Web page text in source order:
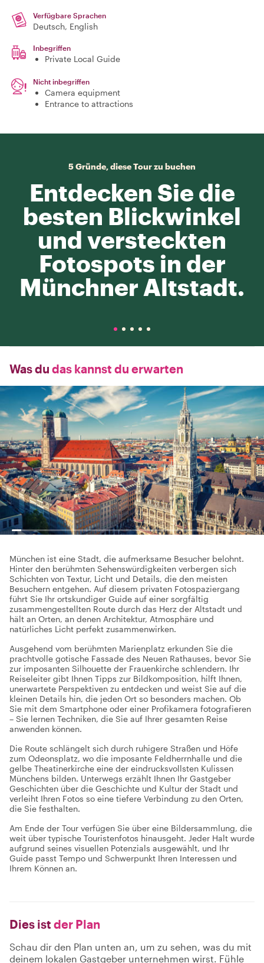
Verfügbare Sprachen
Deutsch, English
Inbegriffen
Private Local Guide
Nicht inbegriffen
Camera equipment
Entrance to attractions
5 Gründe, diese Tour zu buchen
Entdecken Sie die
besten Blickwinkel
und versteckten
Fotospots in der
Münchner Altstadt.
Was du das kannst du erwarten
München ist eine Stadt, die aufmerksame Besucher belohnt.
Hinter den berühmten Sehenswürdigkeiten verbergen sich
Schichten von Textur, Licht und Details, die den meisten
Besuchern entgehen. Auf diesem privaten Fotospaziergang
führt Sie Ihr ortskundiger Guide auf einer sorgfältig
zusammengestellten Route durch das Herz der Altstadt und
hält an Orten, an denen Architektur, Atmosphäre und
natürliches Licht perfekt zusammenwirken.
Ausgehend vom berühmten Marienplatz erkunden Sie die
prachtvolle gotische Fassade des Neuen Rathauses, bevor Sie
zur imposanten Silhouette der Frauenkirche schlendern. Ihr
Reiseleiter gibt Ihnen Tipps zur Bildkomposition, hilft Ihnen,
unerwartete Perspektiven zu entdecken und weist Sie auf die
kleinen Details hin, die jeden Ort so besonders machen. Ob
Sie mit dem Smartphone oder einer Profikamera fotografieren
– Sie lernen Techniken, die Sie auf Ihrer gesamten Reise
anwenden können.
Die Route schlängelt sich durch ruhigere Straßen und Höfe
zum Odeonsplatz, wo die imposante Feldherrnhalle und die
gelbe Theatinerkirche eine der eindrucksvollsten Kulissen
Münchens bilden. Unterwegs erzählt Ihnen Ihr Gastgeber
Geschichten über die Geschichte und Kultur der Stadt und
verleiht Ihren Fotos so eine tiefere Verbindung zu den Orten,
die Sie festhalten.
Am Ende der Tour verfügen Sie über eine Bildersammlung, die
weit über typische Touristenfotos hinausgeht. Jeder Halt wurde
aufgrund seines visuellen Potenzials ausgewählt, und Ihr
Guide passt Tempo und Schwerpunkt Ihren Interessen und
Ihrem Können an.
Dies ist der Plan
Schau dir den Plan unten an, um zu sehen, was du mit
deinem lokalen Gastgeber unternehmen wirst. Fühle